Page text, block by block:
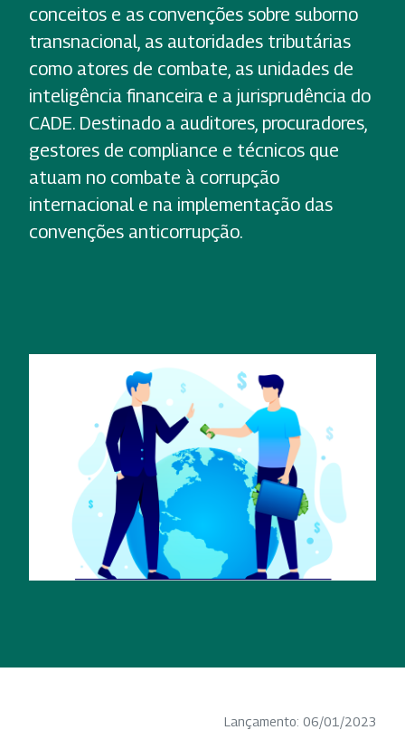
conceitos e as convenções sobre suborno
transnacional, as autoridades tributárias
como atores de combate, as unidades de
inteligência financeira e a jurisprudência do
CADE. Destinado a auditores, procuradores,
gestores de compliance e técnicos que
atuam no combate à corrupção
internacional e na implementação das
convenções anticorrupção.
Lançamento: 06/01/2023